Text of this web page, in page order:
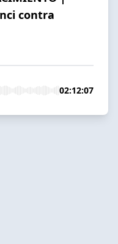
contra
02:12:07